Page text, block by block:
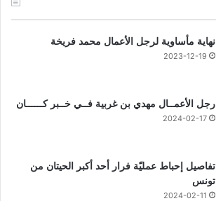
نهاية مأساوية لرجل الأعمال محمد فريخة
2023-12-19
رجل الأعمــال مهدي بن غربية فــي خــبر كــــــان
2024-02-17
تفاصيل إحباط عمليّة فرار أحد أكبر الحيتان من
تونس
2024-02-11